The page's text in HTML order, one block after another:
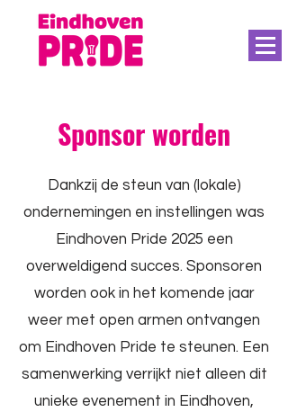
Sponsor worden
Dankzij de steun van (lokale)
ondernemingen en instellingen was
Eindhoven Pride 2025 een
overweldigend succes. Sponsoren
worden ook in het komende jaar
weer met open armen ontvangen
om Eindhoven Pride te steunen. Een
samenwerking verrijkt niet alleen dit
unieke evenement in Eindhoven,